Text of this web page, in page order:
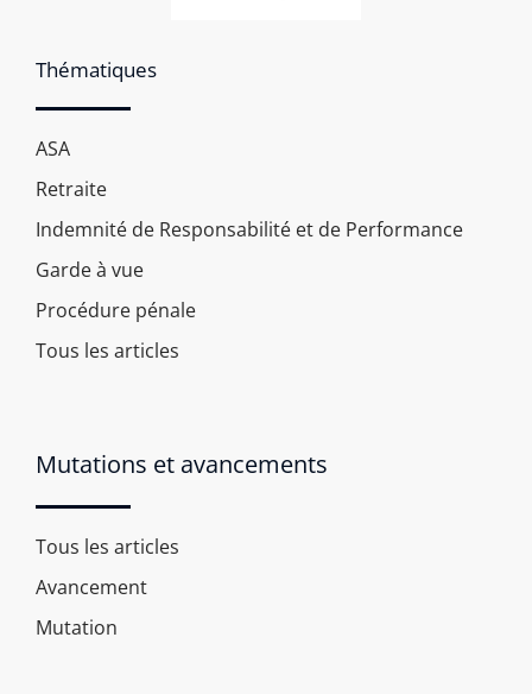
Thématiques
ASA
Retraite
Indemnité de Responsabilité et de Performance
Garde à vue
Procédure pénale
Tous les articles
Mutations et avancements
Tous les articles
Avancement
Mutation